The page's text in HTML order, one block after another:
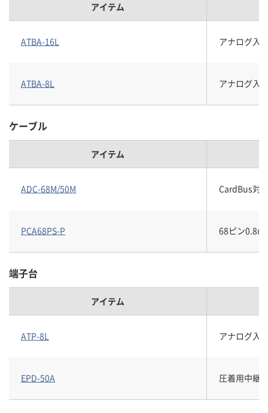
アイテム
ATBA-16L アナログ入
ATBA-8L アナログ入
ケーブル
アイテム
ADC-68M/50M CardBus対
PCA68PS-P 68ピン
端子台
アイテム
ATP-8L アナログ入
EPD-50A 圧着用中継